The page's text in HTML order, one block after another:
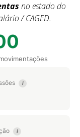
no estado do
/ CAGED.
i
i